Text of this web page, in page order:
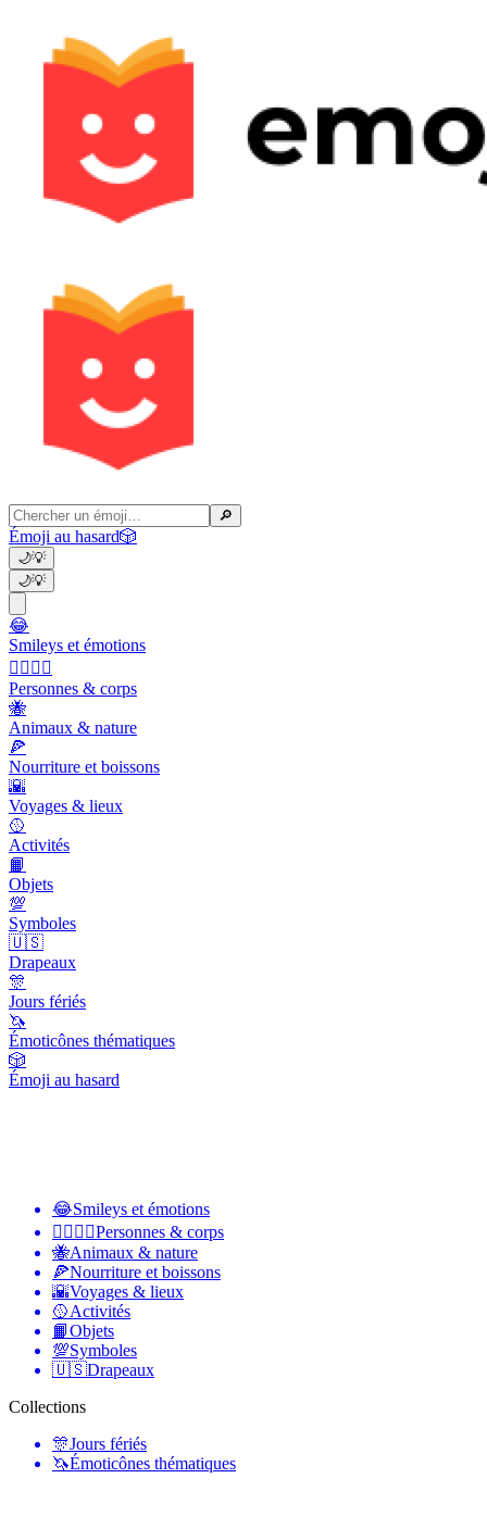
🔎
Émoji au hasard🎲
🌙💡
🌙💡
😂
Smileys et émotions
👩‍❤️‍💋‍👨
Personnes & corps
🐝
Animaux & nature
🍕
Nourriture et boissons
🌇
Voyages & lieux
🥎
Activités
📙
Objets
💯
Symboles
🇺🇸
Drapeaux
🎊
Jours fériés
🦄
Émoticônes thématiques
🎲
Émoji au hasard
😂Smileys et émotions
👩‍❤️‍💋‍👨Personnes & corps
🐝Animaux & nature
🍕Nourriture et boissons
🌇Voyages & lieux
🥎Activités
📙Objets
💯Symboles
🇺🇸Drapeaux
Collections
🎊Jours fériés
🦄Émoticônes thématiques